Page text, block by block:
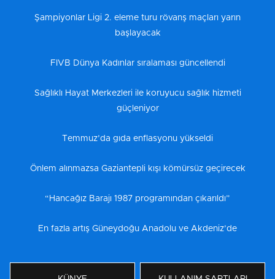
Şampiyonlar Ligi 2. eleme turu rövanş maçları yarın
başlayacak
FIVB Dünya Kadınlar sıralaması güncellendi
Sağlıklı Hayat Merkezleri ile koruyucu sağlık hizmeti
güçleniyor
Temmuz’da gıda enflasyonu yükseldi
Önlem alınmazsa Gaziantepli kışı kömürsüz geçirecek
“Hancağız Barajı 1987 programından çıkarıldı”
En fazla artış Güneydoğu Anadolu ve Akdeniz’de